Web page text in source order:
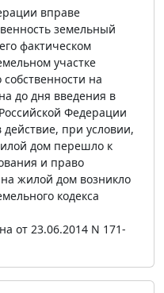
вправе
земельный
фактическом
участке
на
до дня введения в
Федерации
при условии,
дом перешло к
и право
на жилой дом возникло
кодекса
от 23.06.2014 N 171-